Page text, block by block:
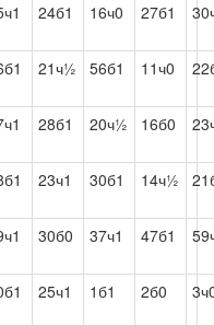
24б1 16ч0 27б1
21ч½ 56б1 11ч0
28б1 20ч½ 16б0
23ч1 30б1 14ч½
30б0 37ч1 47б1
25ч1 1б1 2б0